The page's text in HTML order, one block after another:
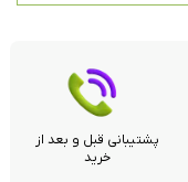
پشتیبانی قبل و بعد از
خرید